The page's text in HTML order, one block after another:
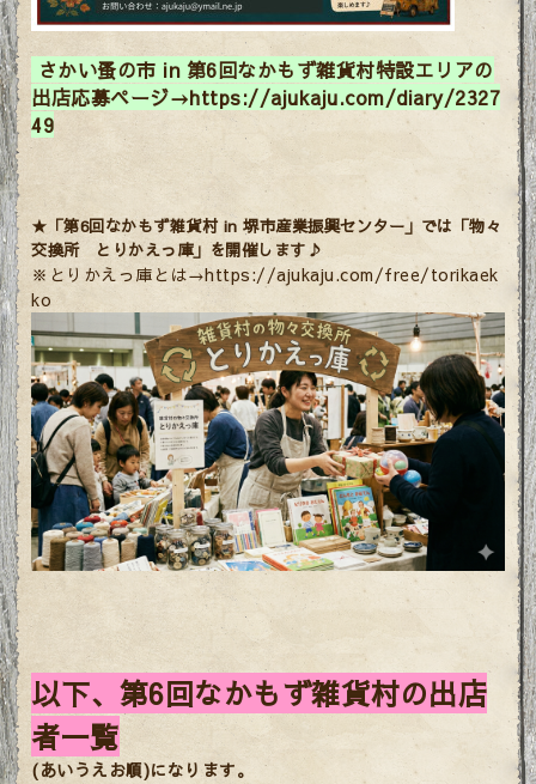
さかい蚤の市 in 第6回なかもず雑貨村特設エリアの
出店応募ページ→https://ajukaju.com/diary/2327
49
★「第6回なかもず雑貨村 in 堺市産業振興センター」では「物々
交換所 とりかえっ庫」を開催します♪
※ とりかえっ庫とは→https://ajukaju.com/free/torikaek
ko
以下、第6回なかもず雑貨村の出店
者一覧
(あいうえお順)になります。